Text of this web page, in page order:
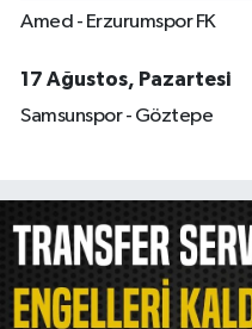
Amed - Erzurumspor FK
17 Ağustos, Pazartesi
Samsunspor - Göztepe